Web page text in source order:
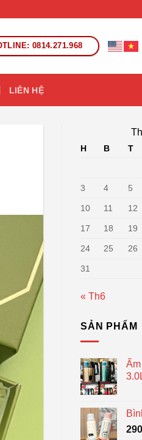
0814.271.968
LIÊN HỆ
H B T
3 4 5
10 11 12
17 18 19
24 25 26
31
« Th6
SẢN PHẨM